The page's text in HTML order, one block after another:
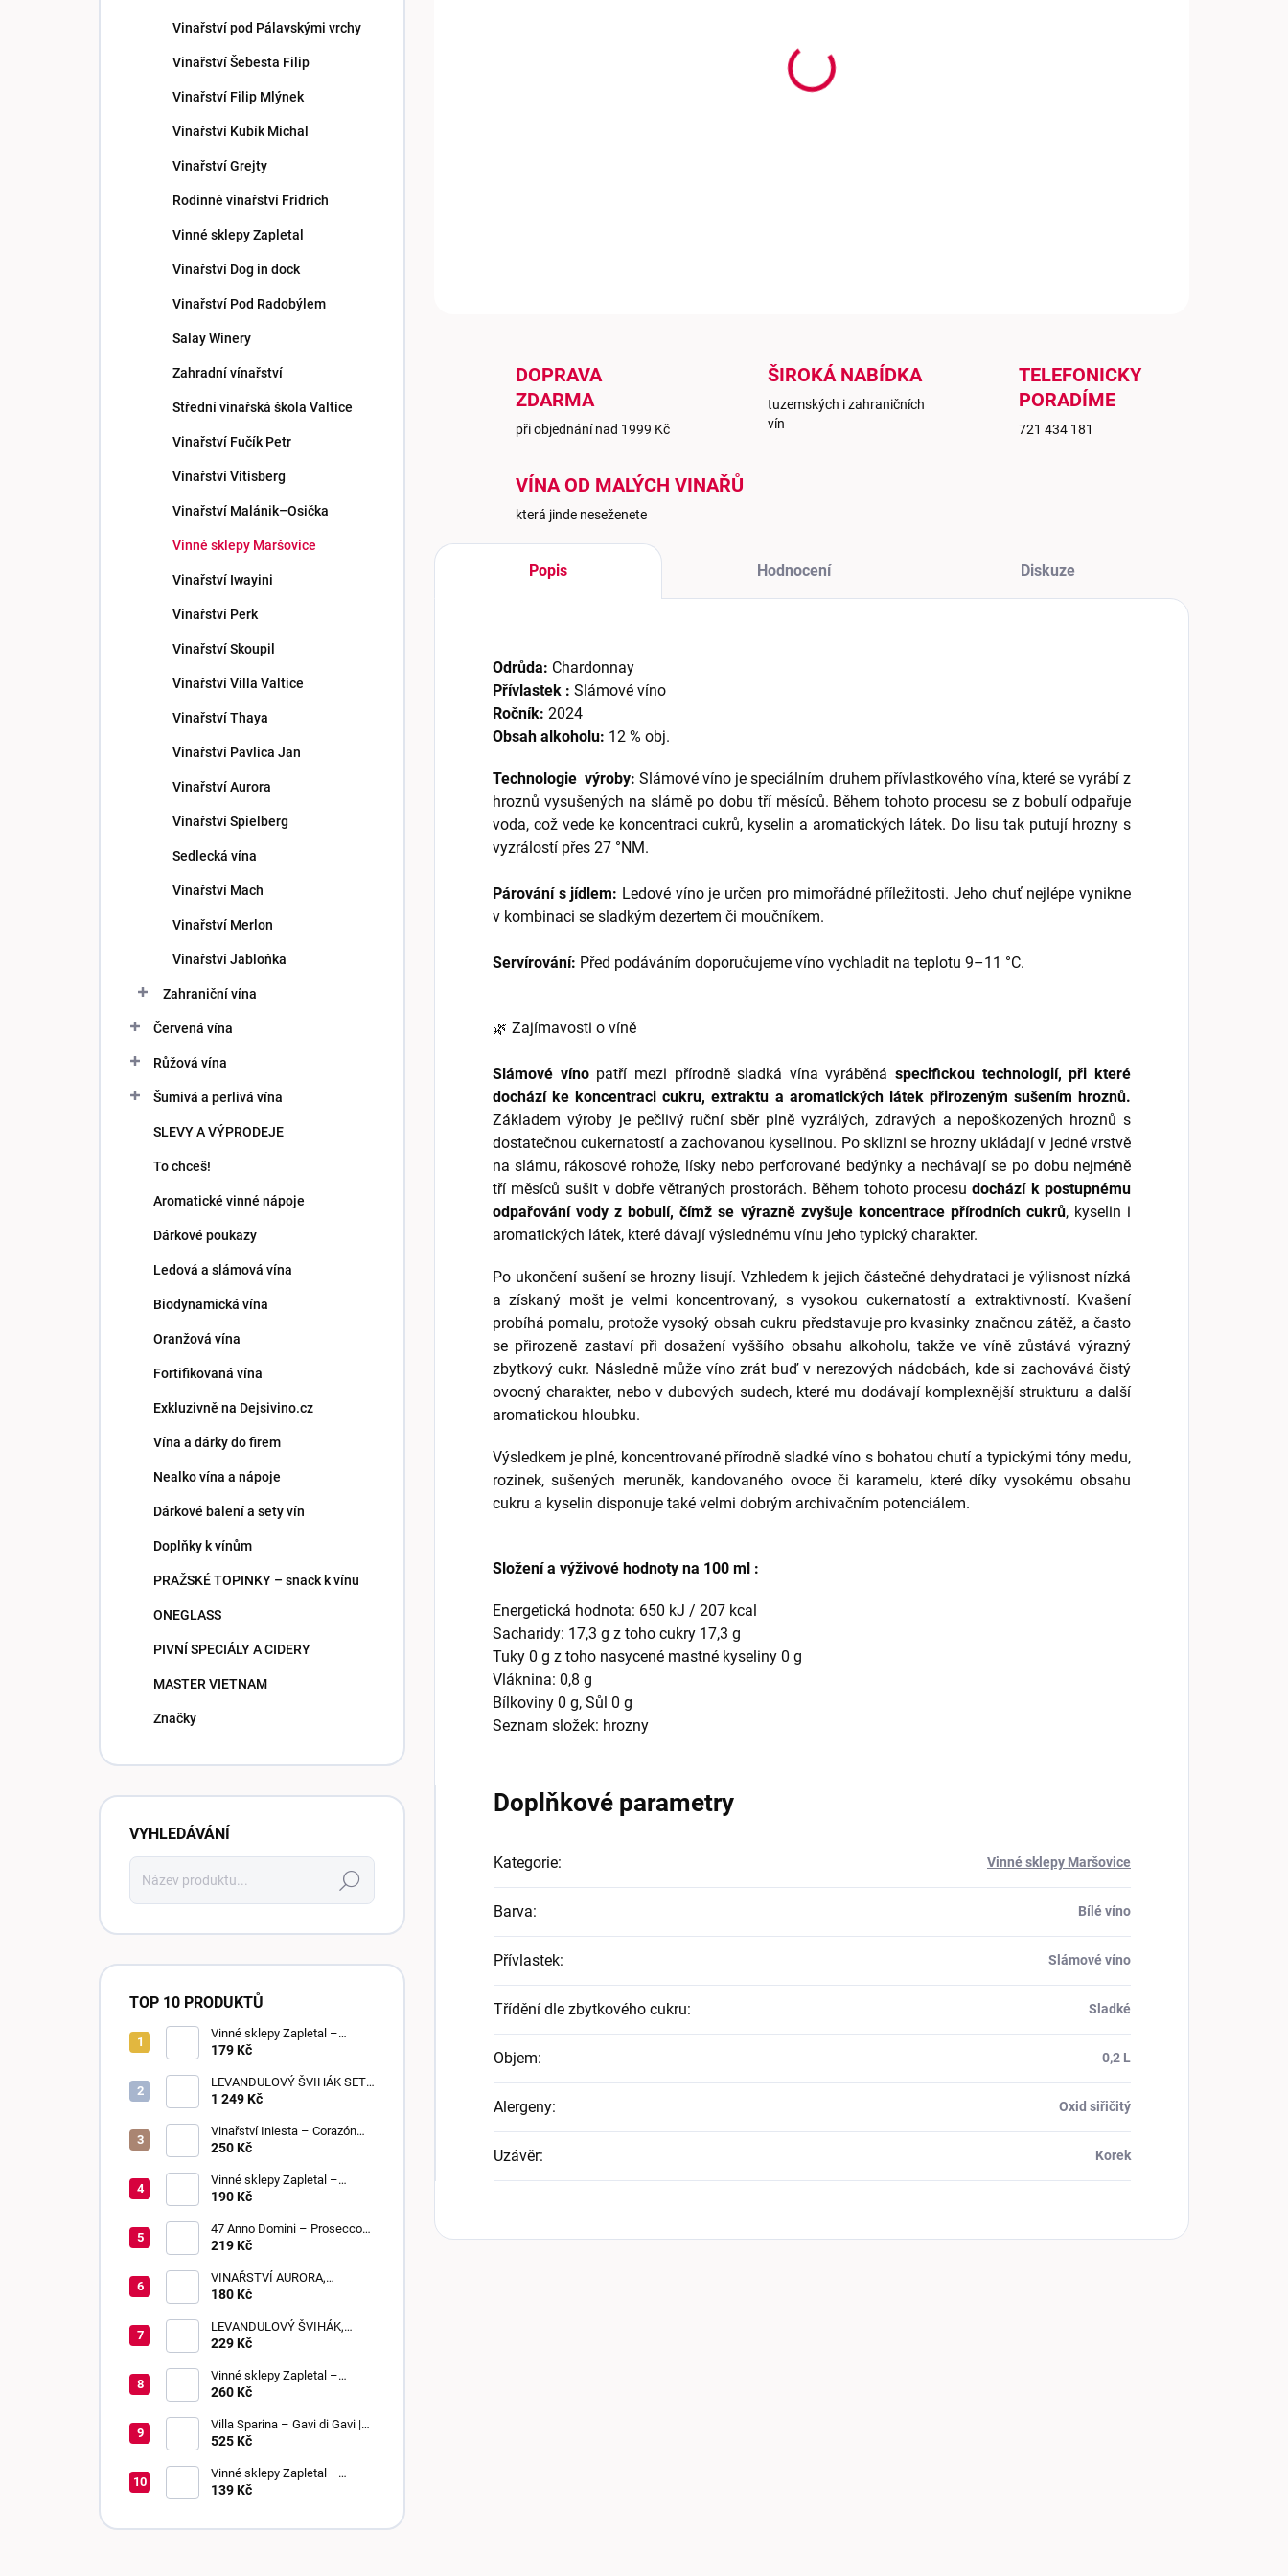
Vinařství pod Pálavskými vrchy
Vinařství Šebesta Filip
Vinařství Filip Mlýnek
Vinařství Kubík Michal
Vinařství Grejty
Rodinné vinařství Fridrich
Vinné sklepy Zapletal
Vinařství Dog in dock
Vinařství Pod Radobýlem
Salay Winery
Zahradní vínařství
Střední vinařská škola Valtice
Vinařství Fučík Petr
Vinařství Vitisberg
Vinařství Malánik–Osička
Vinné sklepy Maršovice
Vinařství Iwayini
Vinařství Perk
Vinařství Skoupil
Vinařství Villa Valtice
Vinařství Thaya
Vinařství Pavlica Jan
Vinařství Aurora
Vinařství Spielberg
Sedlecká vína
Vinařství Mach
Vinařství Merlon
Vinařství Jabloňka
Zahraniční vína
Červená vína
Růžová vína
Šumivá a perlivá vína
SLEVY A VÝPRODEJE
To chceš!
Aromatické vinné nápoje
Dárkové poukazy
Ledová a slámová vína
Biodynamická vína
Oranžová vína
Fortifikovaná vína
Exkluzivně na Dejsivino.cz
Vína a dárky do firem
Nealko vína a nápoje
Dárkové balení a sety vín
Doplňky k vínům
PRAŽSKÉ TOPINKY – snack k vínu
ONEGLASS
PIVNÍ SPECIÁLY A CIDERY
MASTER VIETNAM
Značky
VYHLEDÁVÁNÍ
Hledat
TOP 10 PRODUKTŮ
Vinné sklepy Zapletal –
Sweet Touch 2025 | moravské
179 Kč
LEVANDULOVÝ ŠVIHÁK SET,
POLOSLADKÉ, 6 KUSŮ
1 249 Kč
Vinařství Iniesta – Corazón
Loco Blanco 2025 | suché
250 Kč
Vinné sklepy Zapletal –
Sauvignon 2024 | kabinetní
190 Kč
47 Anno Domini – Prosecco
DOC Frizzante | Extra Dry
219 Kč
VINAŘSTVÍ AURORA,
BEZIŇON, SLADKÉ, 0,75 L
180 Kč
LEVANDULOVÝ ŠVIHÁK,
POLOSLADKÉ, 0,75 L
229 Kč
Vinné sklepy Zapletal –
Muškát Rumeni 2024 | výběr z
260 Kč
Villa Sparina – Gavi di Gavi |
DOCG | suché
525 Kč
Vinné sklepy Zapletal –
Chardonnay 2024 | kabinetní
139 Kč
DOPRAVA
ZDARMA
při objednání nad 1999 Kč
ŠIROKÁ NABÍDKA
tuzemských i zahraničních
vín
TELEFONICKY
PORADÍME
721 434 181
VÍNA OD MALÝCH VINAŘŮ
která jinde neseženete
Popis Hodnocení Diskuze
Odrůda: Chardonnay
Přívlastek : Slámové víno
Ročník: 2024
Obsah alkoholu: 12 % obj.
Technologie výroby: Slámové víno je speciálním druhem přívlastkového vína, které se vyrábí z
hroznů vysušených na slámě po dobu tří měsíců. Během tohoto procesu se z bobulí odpařuje
voda, což vede ke koncentraci cukrů, kyselin a aromatických látek. Do lisu tak putují hrozny s
vyzrálostí přes 27 °NM.
Párování s jídlem: Ledové víno je určen pro mimořádné příležitosti. Jeho chuť nejlépe vynikne
v kombinaci se sladkým dezertem či moučníkem.
Servírování: Před podáváním doporučujeme víno vychladit na teplotu 9–11 °C.
🌿 Zajímavosti o víně
Slámové vínopatří mezi přírodně sladká vína vyráběnáspecifickou technologií, při které
dochází ke koncentraci cukru, extraktu a aromatických látek přirozeným sušením hroznů.
Základem výroby je pečlivý ruční sběr plně vyzrálých, zdravých a nepoškozených hroznů s
dostatečnou cukernatostí a zachovanou kyselinou. Po sklizni se hrozny ukládají v jedné vrstvě
na slámu, rákosové rohože, lísky nebo perforované bedýnky a nechávají se po dobu nejméně
tří měsíců sušit v dobře větraných prostorách. Během tohoto procesudochází k postupnému
odpařování vody z bobulí, čímž se výrazně zvyšuje koncentrace přírodních cukrů, kyselin i
aromatických látek, které dávají výslednému vínu jeho typický charakter.
Po ukončení sušení se hrozny lisují. Vzhledem k jejich částečné dehydrataci je výlisnost nízká
a získaný mošt je velmi koncentrovaný, s vysokou cukernatostí a extraktivností. Kvašení
probíhá pomalu, protože vysoký obsah cukru představuje pro kvasinky značnou zátěž, a často
se přirozeně zastaví při dosažení vyššího obsahu alkoholu, takže ve víně zůstává výrazný
zbytkový cukr. Následně může víno zrát buď v nerezových nádobách, kde si zachovává čistý
ovocný charakter, nebo v dubových sudech, které mu dodávají komplexnější strukturu a další
aromatickou hloubku.
Výsledkem je plné, koncentrované přírodně sladké víno s bohatou chutí a typickými tóny medu,
rozinek, sušených meruněk, kandovaného ovoce či karamelu, které díky vysokému obsahu
cukru a kyselin disponuje také velmi dobrým archivačním potenciálem.
Složení a výživové hodnoty na 100 ml :
Energetická hodnota: 650 kJ / 207 kcal
Sacharidy: 17,3 g z toho cukry 17,3 g
Tuky 0 g z toho nasycené mastné kyseliny 0 g
Vláknina: 0,8 g
Bílkoviny 0 g, Sůl 0 g
Seznam složek: hrozny
Doplňkové parametry
Kategorie: Vinné sklepy Maršovice
Barva: Bílé víno
Přívlastek: Slámové víno
Třídění dle zbytkového cukru: Sladké
Objem: 0,2 L
Alergeny: Oxid siřičitý
Uzávěr: Korek